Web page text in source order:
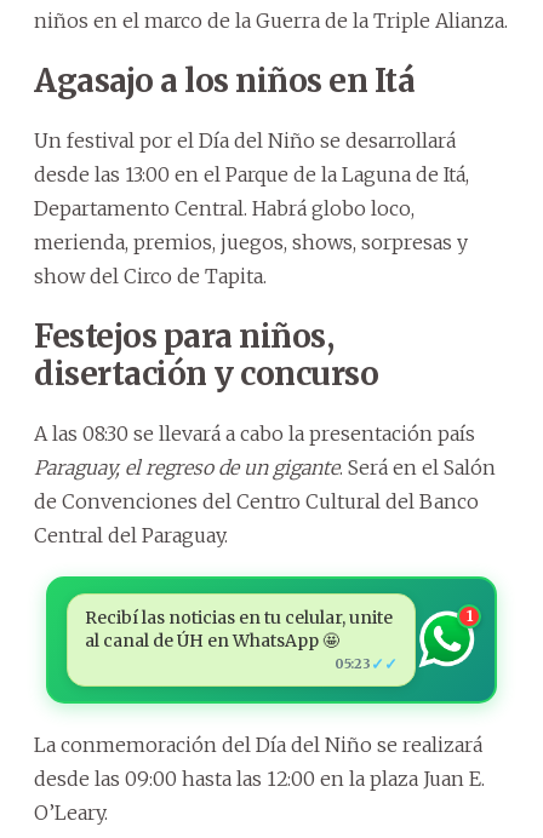
niños en el marco de la Guerra de la Triple Alianza.
Agasajo a los niños en Itá
Un festival por el Día del Niño se desarrollará
desde las 13:00 en el Parque de la Laguna de Itá,
Departamento Central. Habrá globo loco,
merienda, premios, juegos, shows, sorpresas y
show del Circo de Tapita.
Festejos para niños,
disertación y concurso
A las 08:30 se llevará a cabo la presentación país
Paraguay, el regreso de un gigante. Será en el Salón
de Convenciones del Centro Cultural del Banco
Central del Paraguay.
Recibí las noticias en tu celular, unite
al canal de ÚH en WhatsApp 🤩
05:23 ✓✓
1
La conmemoración del Día del Niño se realizará
desde las 09:00 hasta las 12:00 en la plaza Juan E.
O’Leary.